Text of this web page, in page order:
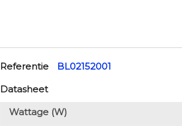
Referentie
BL02152001
Datasheet
Wattage (W)